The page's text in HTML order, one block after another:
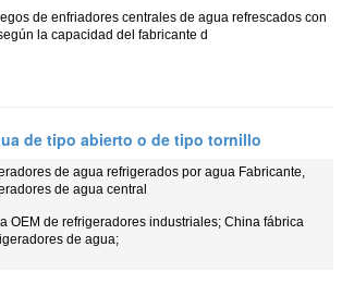
de enfriadores centrales de agua refrescados con
la capacidad del fabricante d
de tipo abierto o de tipo tornillo
de agua refrigerados por agua Fabricante,
de agua central
OEM de refrigeradores industriales; China fábrica
de agua;